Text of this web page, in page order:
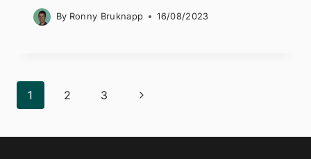
By Ronny Bruknapp 16/08/2023
Page
navigation
1 2 3
Next